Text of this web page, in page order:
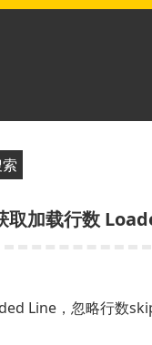
取加载行数
Line，忽略行数